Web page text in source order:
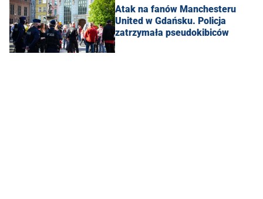
Atak na fanów Manchesteru
United w Gdańsku. Policja
zatrzymała pseudokibiców